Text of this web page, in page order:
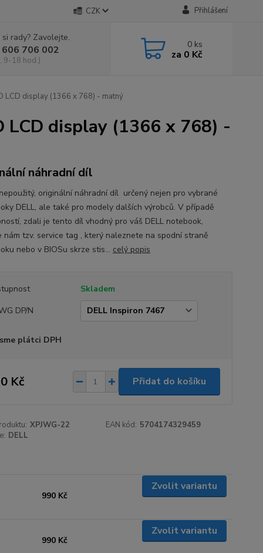
CZK Přihlášení
rady? Zavolejte.
706 002
9-18 hod.)
0 ks
za 0 Kč
LCD display (1366 x 768) - matný
LCD display (1366 x 768) -
náhradní díl
originální náhradní díl určený nejen pro vybrané
DELL, ale také pro modely dalších výrobců. V případě
zdali je tento díl vhodný pro váš DELL notebook,
nám tzv. service tag , který naleznete na spodní straně
nebo v BIOSu skrze stis... celý popis
Skladem
DP/N
plátci DPH
Kč Přidat do košíku
XPJWG-22 EAN kód: 5704174329459
DELL
990 Kč
Zvolit variantu
990 Kč
Zvolit variantu